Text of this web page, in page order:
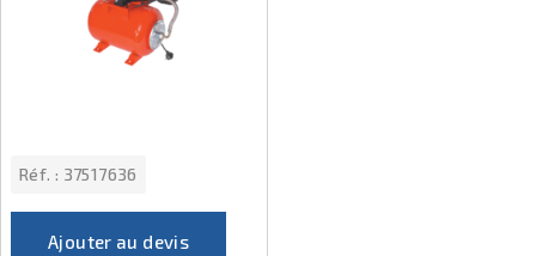
Réf. : 37517636
Ajouter au devis